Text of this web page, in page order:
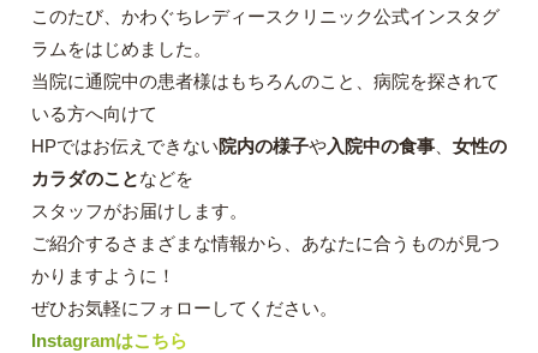
このたび、かわぐちレディースクリニック公式インスタグ
ラムをはじめました。
当院に通院中の患者様はもちろんのこと、病院を探されて
いる方へ向けて
HPではお伝えできない院内の様子や入院中の食事、 女性の
カラダのことなどを
スタッフがお届けします。
ご紹介するさまざまな情報から、あなたに合うものが見つ
かりますように！
ぜひお気軽にフォローしてください。
Instagramはこちら